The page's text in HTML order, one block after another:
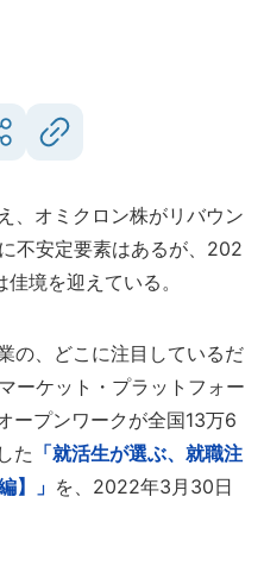
、オミクロン株がリバウン
不安定要素はあるが、202
境を迎えている。
の、どこに注目しているだ
ーケット・プラットフォー
ープンワークが全国13万6
た 「就活生が選ぶ、就職注
】」 を、2022年3月30日